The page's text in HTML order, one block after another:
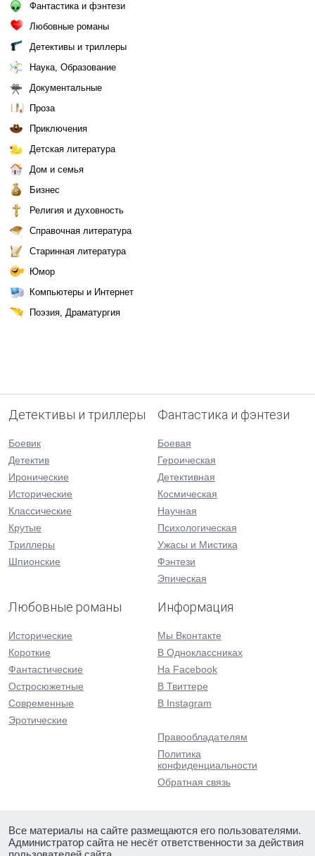
Фантастика и фэнтези
Любовные романы
Детективы и триллеры
Наука, Образование
Документальные
Проза
Приключения
Детская литература
Дом и семья
Бизнес
Религия и духовность
Справочная литература
Старинная литература
Юмор
Компьютеры и Интернет
Поэзия, Драматургия
Детективы и триллеры
Боевик
Детектив
Иронические
Исторические
Классические
Крутые
Триллеры
Шпионские
Фантастика и фэнтези
Боевая
Героическая
Детективная
Космическая
Научная
Психологическая
Ужасы и Мистика
Фэнтези
Эпическая
Любовные романы
Исторические
Короткие
Фантастические
Остросюжетные
Современные
Эротические
Информация
Мы Вконтакте
В Одноклассниках
На Facebook
В Твиттере
В Instagram
Правообладателям
Политика
конфиденциальности
Обратная связь
Все материалы на сайте размещаются его пользователями.
Администратор сайта не несёт ответственности за действия